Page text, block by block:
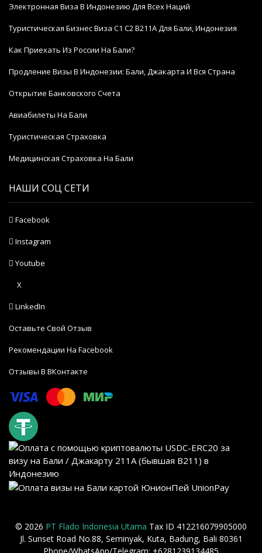
Электронная Виза В Индонезию Для Всех Наций
Туристическая Бизнес Виза C1 C2 B211A Для Бали, Индонезия
Как Приехать Из России На Бали?
Продление Визы В Индонезии: Бали, Джакарта И Вся Страна
Открытие Банковского Счета
Авиабилеты На Бали
Туристическая Страховка
Медицинская Страховка На Бали
НАШИ СОЦ СЕТИ
Facebook
Instagram
Youtube
X
LinkedIn
Оставьте Свой Отзыв
Рекомендации На Facebook
Отзывы В ВКонтакте
© 2026 PT Flado Indonesia Utama Tax ID 412216079905000
Jl. Sunset Road No.88, Seminyak, Kuta, Badung, Bali 80361